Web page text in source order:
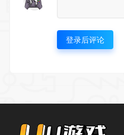
登录后评论